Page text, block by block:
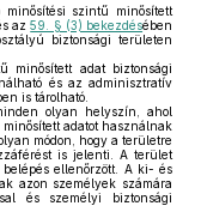
szintű minősített
az59. § (3) bekezdésében
biztonsági területen
minősített adat biztonsági
és az adminisztratív
is tárolható.
olyan helyszín, ahol
minősített adatot használnak
módon, hogy a területre
is jelenti. A terület
ellenőrzött. A ki- és
azon személyek számára
és személyi biztonsági